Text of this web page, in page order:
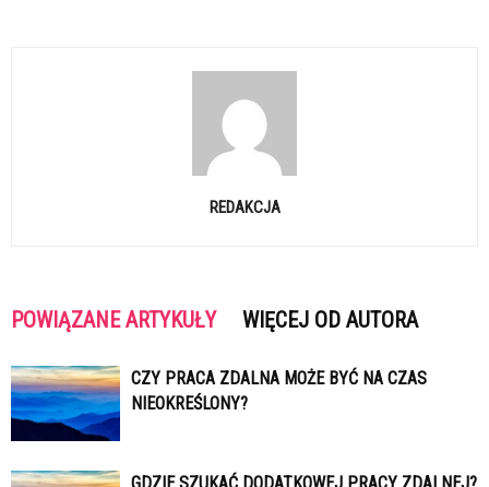
REDAKCJA
POWIĄZANE ARTYKUŁY WIĘCEJ OD AUTORA
CZY PRACA ZDALNA MOŻE BYĆ NA CZAS
NIEOKREŚLONY?